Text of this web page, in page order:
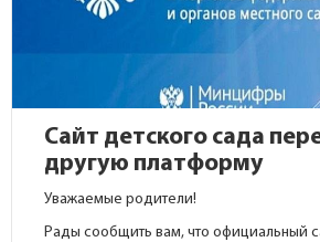
Сайт детского сада
другую платформу
Уважаемые родители!
Рады сообщить вам, что официальный